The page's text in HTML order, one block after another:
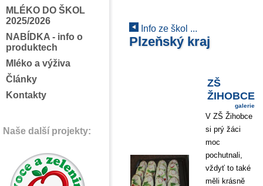
MLÉKO DO ŠKOL
2025/2026
NABÍDKA - info o
produktech
Mléko a výživa
Články
Kontakty
Naše další projekty:
Info ze škol ...
Plzeňský kraj
ZŠ
ŽIHOBCE
galerie
V ZŠ Žihobce
si prý žáci
moc
pochutnali,
vždyť to také
měli krásně